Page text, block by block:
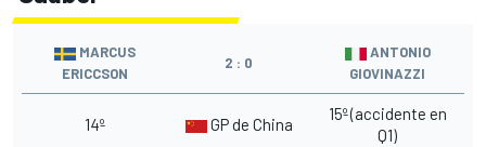
MARCUS
ERICCSON
2 : 0
ANTONIO
GIOVINAZZI
14º GP de China
15º (accidente en
Q1)